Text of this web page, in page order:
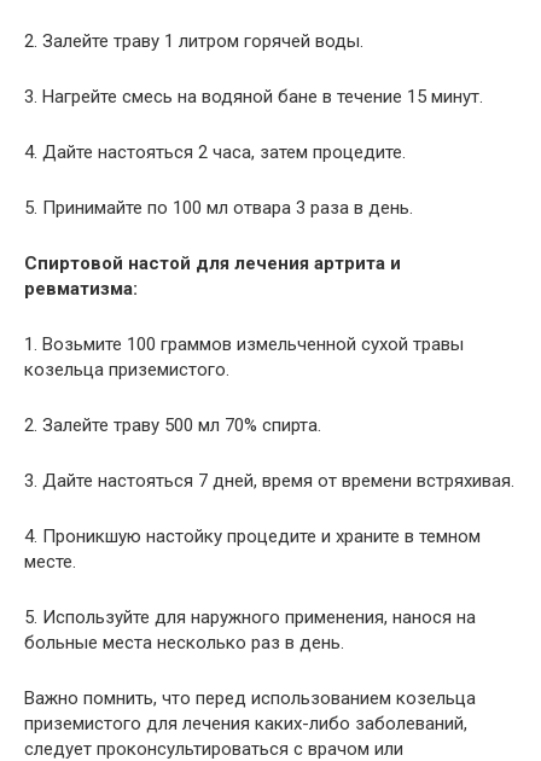
2. Залейте траву 1 литром горячей воды.
3. Нагрейте смесь на водяной бане в течение 15 минут.
4. Дайте настояться 2 часа, затем процедите.
5. Принимайте по 100 мл отвара 3 раза в день.
Спиртовой настой для лечения артрита и
ревматизма:
1. Возьмите 100 граммов измельченной сухой травы
козельца приземистого.
2. Залейте траву 500 мл 70% спирта.
3. Дайте настояться 7 дней, время от времени встряхивая.
4. Проникшую настойку процедите и храните в темном
месте.
5. Используйте для наружного применения, нанося на
больные места несколько раз в день.
Важно помнить, что перед использованием козельца
приземистого для лечения каких-либо заболеваний,
следует проконсультироваться с врачом или